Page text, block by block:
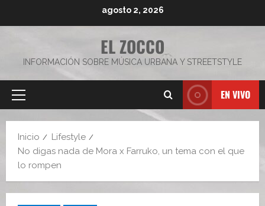
agosto 2, 2026
EL ZOCCO
INFORMACIÓN SOBRE MÚSICA URBANA Y STREETSTYLE
Menú
EN VIVO
Inicio
Lifestyle
No digas nada de Mora x Farruko, un tema con el que
lo rompen